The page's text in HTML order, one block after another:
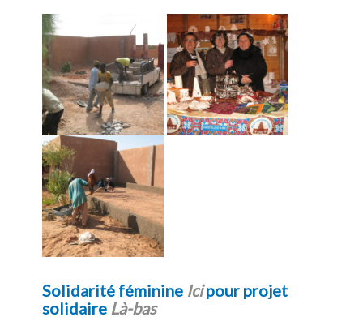
Solidarité féminine Icipour projet
solidaire Là-bas